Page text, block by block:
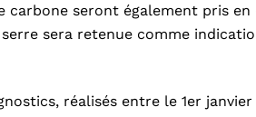
carbone seront également pris
sera retenue comme
réalisés entre le 1er